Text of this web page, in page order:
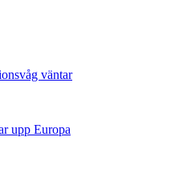
väntar
upp Europa